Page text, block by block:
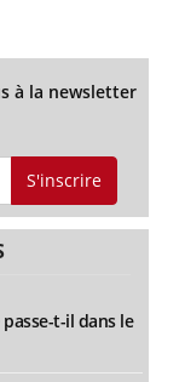
à la newsletter
S'inscrire
t-il dans le